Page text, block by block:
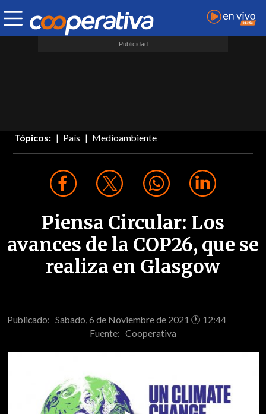
Tópicos: País Medioambiente
Piensa Circular: Los
avances de la COP26, que se
realiza en Glasgow
Publicado: Sabado, 6 de Noviembre de 2021 🕐 12:44
Fuente: Cooperativa